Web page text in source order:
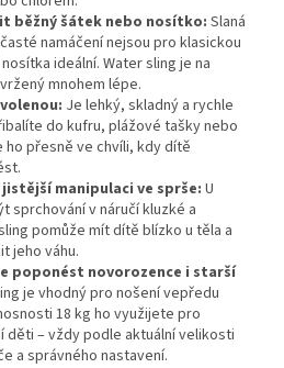
běžný šátek nebo nosítko: Slaná
namáčení nejsou pro klasickou
ideální. Water sling je na
mnohem lépe.
Je lehký, skladný a rychle
do kufru, plážové tašky nebo
ho přesně ve chvíli, kdy dítě
manipulaci ve sprše: U
sprchování v náručí kluzké a
pomůže mít dítě blízko u těla a
jeho váhu.
poponést novorozence i starší
je vhodný pro nošení vepředu
18 kg ho využijete pro
děti – vždy podle aktuální velikosti
a správného nastavení.